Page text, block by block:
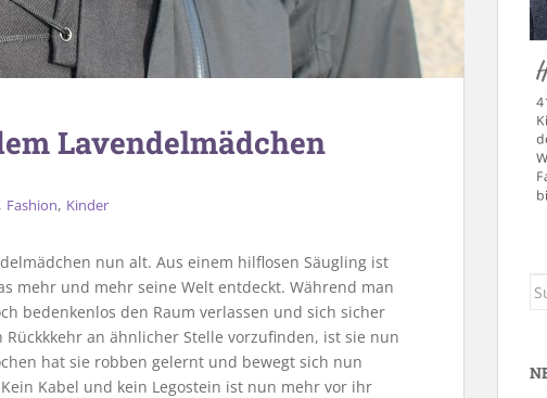
Lavendelmädchen
, Fashion, Kinder
nun alt. Aus einem hilflosen Säugling ist
mehr und mehr seine Welt entdeckt. Während man
bedenkenlos den Raum verlassen und sich sicher
an ähnlicher Stelle vorzufinden, ist sie nun
hat sie robben gelernt und bewegt sich nun
Kabel und kein Legostein ist nun mehr vor ihr